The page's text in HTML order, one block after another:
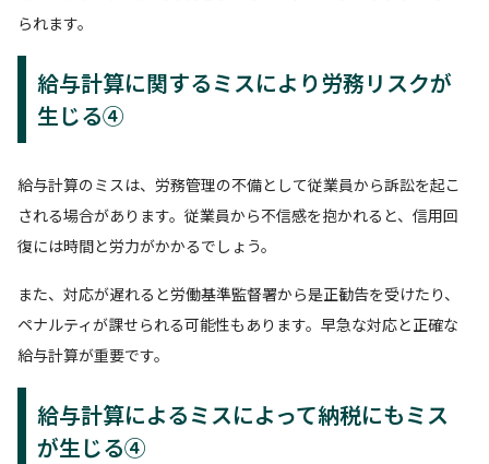
られます。
給与計算に関するミスにより労務リスクが
生じる④
給与計算のミスは、労務管理の不備として従業員から訴訟を起こ
される場合があります。従業員から不信感を抱かれると、信用回
復には時間と労力がかかるでしょう。
また、対応が遅れると労働基準監督署から是正勧告を受けたり、
ペナルティが課せられる可能性もあります。早急な対応と正確な
給与計算が重要です。
給与計算によるミスによって納税にもミス
が生じる④